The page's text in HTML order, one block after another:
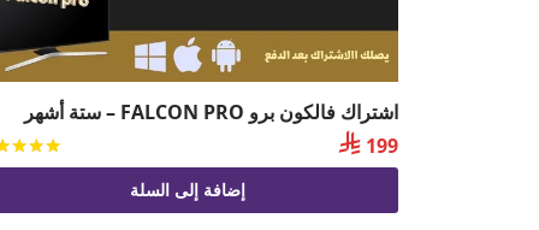
اشتراك فالكون برو FALCON PRO – ستة أشهر
 199
إضافة إلى السلة